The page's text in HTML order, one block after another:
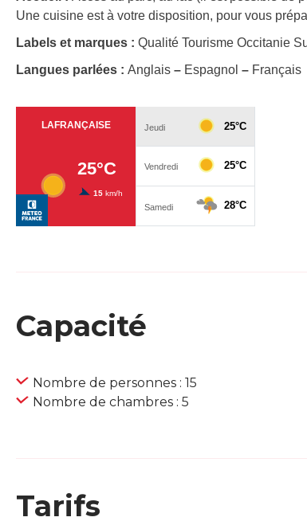
Une cuisine est à votre disposition, pour vous
Labels et marques : Qualité Tourisme Occitanie
Langues parlées : Anglais – Espagnol – Français
Capacité
Nombre de personnes : 15
Nombre de chambres : 5
Tarifs